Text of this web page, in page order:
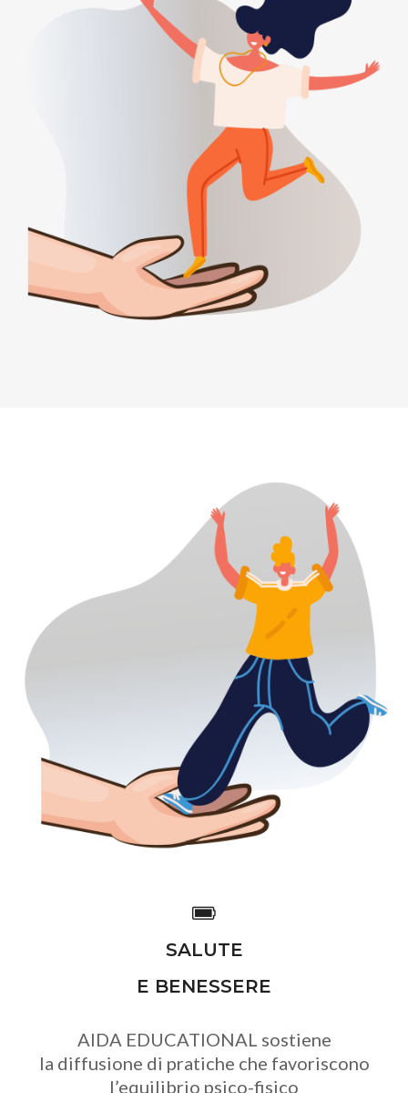
SALUTE
E BENESSERE
AIDA EDUCATIONAL sostiene
la diffusione di pratiche che favoriscono
l’equilibrio psico-fisico